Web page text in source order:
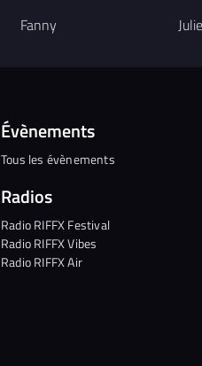
Fanny Julie
Évènements
Tous les évènements
Radios
Radio RIFFX Festival
Radio RIFFX Vibes
Radio RIFFX Air